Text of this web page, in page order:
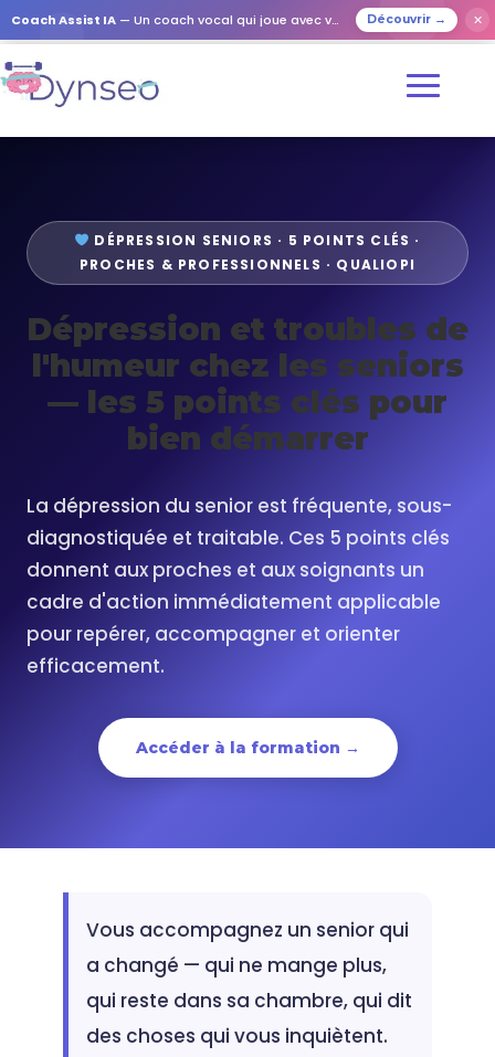
Coach Assist IA — Un coach vocal qui joue avec vos proches Découvrir → ✕
DÉPRESSION SENIORS · 5 POINTS CLÉS ·
PROCHES & PROFESSIONNELS · QUALIOPI
Dépression et troubles de
l'humeur chez les seniors
— les 5 points clés pour
bien démarrer
La dépression du senior est fréquente, sous-
diagnostiquée et traitable. Ces 5 points clés
donnent aux proches et aux soignants un
cadre d'action immédiatement applicable
pour repérer, accompagner et orienter
efficacement.
Accéder à la formation →
Vous accompagnez un senior qui
a changé — qui ne mange plus,
qui reste dans sa chambre, qui dit
des choses qui vous inquiètent.